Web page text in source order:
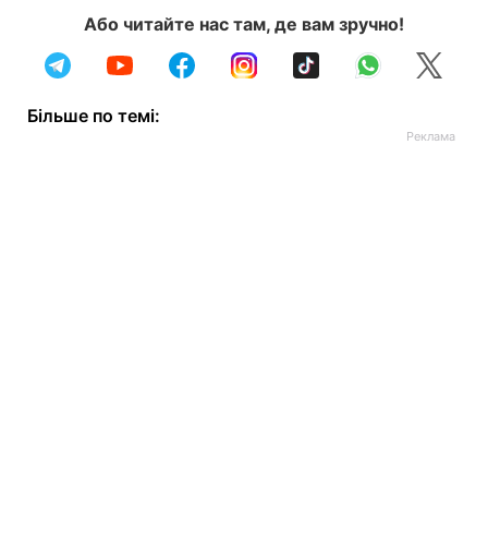
Або читайте нас там, де вам зручно!
Більше по темі: